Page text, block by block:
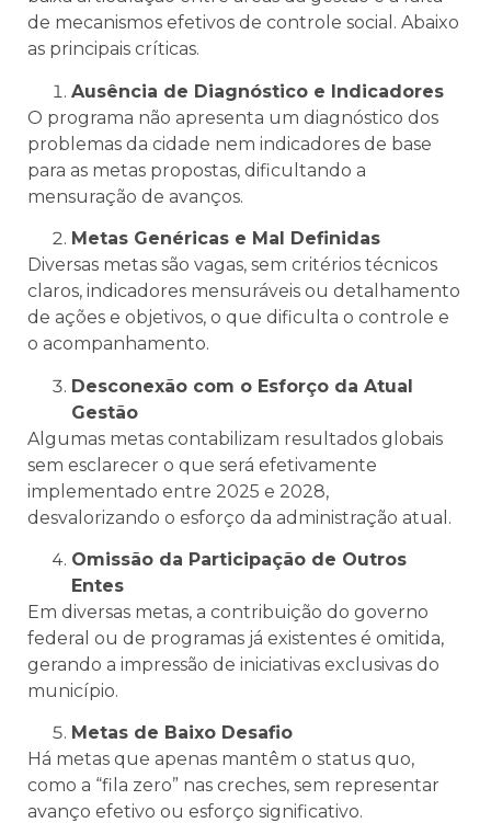
de mecanismos efetivos de controle social. Abaixo
as principais críticas.
Ausência de Diagnóstico e Indicadores
O programa não apresenta um diagnóstico dos
problemas da cidade nem indicadores de base
para as metas propostas, dificultando a
mensuração de avanços.
Metas Genéricas e Mal Definidas
Diversas metas são vagas, sem critérios técnicos
claros, indicadores mensuráveis ou detalhamento
de ações e objetivos, o que dificulta o controle e
o acompanhamento.
Desconexão com o Esforço da Atual
Gestão
Algumas metas contabilizam resultados globais
sem esclarecer o que será efetivamente
implementado entre 2025 e 2028,
desvalorizando o esforço da administração atual.
Omissão da Participação de Outros
Entes
Em diversas metas, a contribuição do governo
federal ou de programas já existentes é omitida,
gerando a impressão de iniciativas exclusivas do
município.
Metas de Baixo Desafio
Há metas que apenas mantêm o status quo,
como a “fila zero” nas creches, sem representar
avanço efetivo ou esforço significativo.